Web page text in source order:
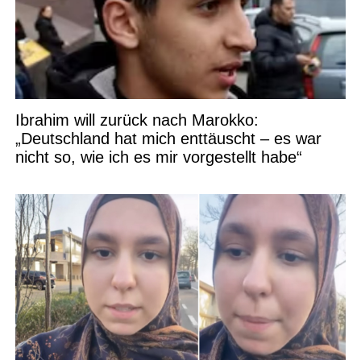
Ibrahim will zurück nach Marokko:
„Deutschland hat mich enttäuscht – es war
nicht so, wie ich es mir vorgestellt habe“